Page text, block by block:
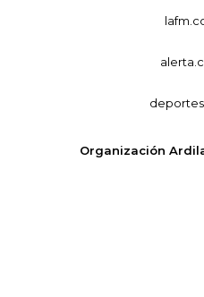
Organización